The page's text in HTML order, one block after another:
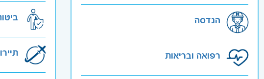
הנדסה
רפואה ובריאות